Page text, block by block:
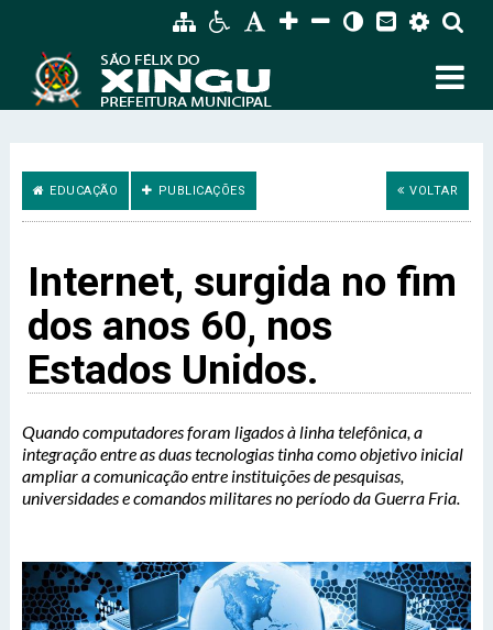
EDUCAÇÃO PUBLICAÇÕES VOLTAR
Internet, surgida no fim
dos anos 60, nos
Estados Unidos.
Quando computadores foram ligados à linha telefônica, a
integração entre as duas tecnologias tinha como objetivo inicial
ampliar a comunicação entre instituições de pesquisas,
universidades e comandos militares no período da Guerra Fria.